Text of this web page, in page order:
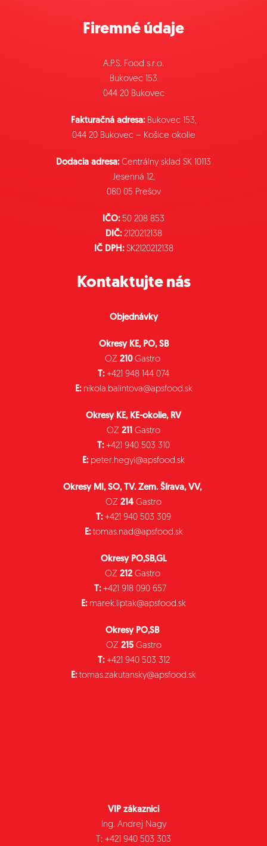
Firemné údaje
A.P.S. Food s.r.o.
Bukovec 153
044 20 Bukovec
Fakturačná adresa:Bukovec 153,
044 20 Bukovec – Košice okolie
Dodacia adresa:Centrálny sklad SK 10113
Jesenná 12,
080 05 Prešov
IČO:50 208 853
DIČ:2120212138
IČ DPH:SK2120212138
Kontaktujte nás
Objednávky
Okresy KE, PO, SB
OZ 210Gastro
T: +421 948 144 074
E: nikola.balintova@apsfood.sk
Okresy KE, KE-okolie, RV
OZ 211 Gastro
T:+421 940 503 310
E:peter.hegyi@apsfood.sk
Okresy MI, SO, TV. Zem. Šírava, VV,
OZ 214 Gastro
T:+421 940 503 309
E:tomas.nad@apsfood.sk
Okresy PO,SB,GL
OZ 212Gastro
T: +421 918 090 657
E: marek.liptak@apsfood.sk
Okresy PO,SB
OZ 215Gastro
T:+421 940 503 312
E:tomas.zakutansky@apsfood.sk
VIP zákaznici
Ing. Andrej Nagy
T: +421 940 503 303